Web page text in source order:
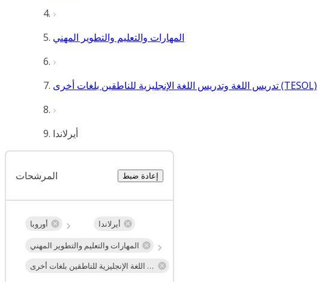
المهارات والتعليم والتطوير المهني
تدريس اللغة وتدريس اللغة الإنجليزية للناطقين بلغات أخرى (TESOL)
أيرلاندا
المرشحات إعادة ضبط
أوروبا
أيرلاندا
المهارات والتعليم والتطوير المهني
تدريس اللغة وتدريس اللغة الإنجليزية للناطقين بلغات أخرى (TESOL)